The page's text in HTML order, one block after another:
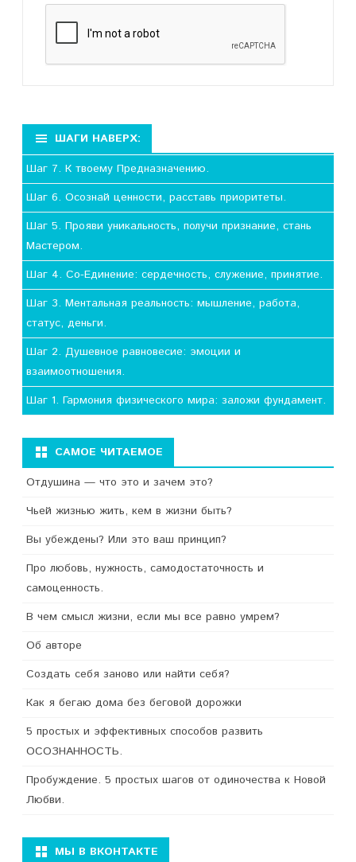
ШАГИ НАВЕРХ:
Шаг 7. К твоему Предназначению.
Шаг 6. Осознай ценности, расставь приоритеты.
Шаг 5. Прояви уникальность, получи признание, стань
Мастером.
Шаг 4. Со-Единение: сердечность, служение, принятие.
Шаг 3. Ментальная реальность: мышление, работа,
статус, деньги.
Шаг 2. Душевное равновесие: эмоции и
взаимоотношения.
Шаг 1. Гармония физического мира: заложи фундамент.
САМОЕ ЧИТАЕМОЕ
Отдушина — что это и зачем это?
Чьей жизнью жить, кем в жизни быть?
Вы убеждены? Или это ваш принцип?
Про любовь, нужность, самодостаточность и
самоценность.
В чем смысл жизни, если мы все равно умрем?
Об авторе
Создать себя заново или найти себя?
Как я бегаю дома без беговой дорожки
5 простых и эффективных способов развить
ОСОЗНАННОСТЬ.
Пробуждение. 5 простых шагов от одиночества к Новой
Любви.
МЫ В ВКОНТАКТЕ